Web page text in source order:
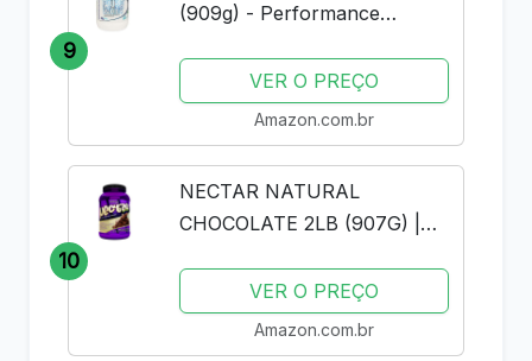
9
(909g) - Performance
VER O PREÇO
Amazon.com.br
10
NECTAR NATURAL
CHOCOLATE 2LB (907G) |
ISOLADOVER O PREÇO
Amazon.com.br